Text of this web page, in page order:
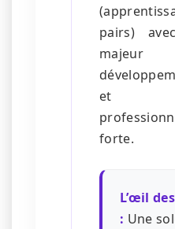
pairs)
et
forte.
L’œil
: Une